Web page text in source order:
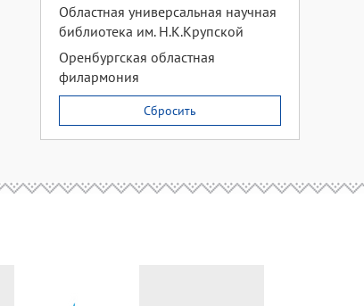
Областная универсальная научная
библиотека им. Н.К.Крупской
Оренбургская областная
филармония
Сбросить